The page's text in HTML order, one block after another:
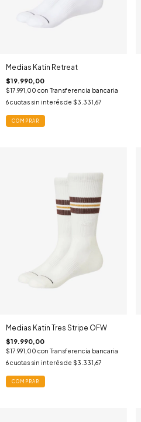
Medias Katin Retreat
$19.990,00
$17.991,00 con Transferencia bancaria
6cuotas sin interés de $3.331,67
COMPRAR
Medias Katin Tres Stripe OFW
$19.990,00
$17.991,00 con Transferencia bancaria
6cuotas sin interés de $3.331,67
COMPRAR